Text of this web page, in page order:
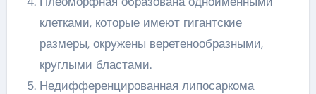
клетками, которые имеют гигантские
размеры, окружены веретенообразными,
круглыми бластами.
Недифференцированная липосаркома